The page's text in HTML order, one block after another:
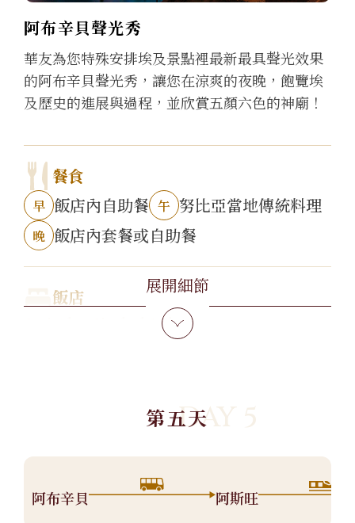
阿布辛貝聲光秀
華友為您特殊安排埃及景點裡最新最具聲光效果
的阿布辛貝聲光秀，讓您在涼爽的夜晚，飽覽埃
及歷史的進展與過程，並欣賞五顏六色的神廟！
餐食
早 飯店內自助餐 午 努比亞當地傳統料理
晚 飯店內套餐或自助餐
飯店
Seti Abu Simbel Lake Resort
展開細節
第五天DAY 5
阿布辛貝 阿斯旺